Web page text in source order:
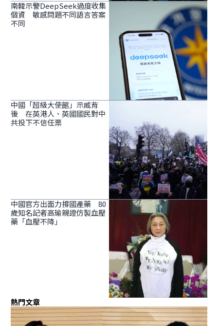
南韓示警DeepSeek過度收集
個資 敏感問題不同語言答案
不同
中國「超級大使館」示威背
後 在英港人、英國國民對中
共投下不信任票
中國官方出面力撐國產藥 80
歲知名記者高瑜親證仿製血壓
藥「血壓不降」
熱門文章